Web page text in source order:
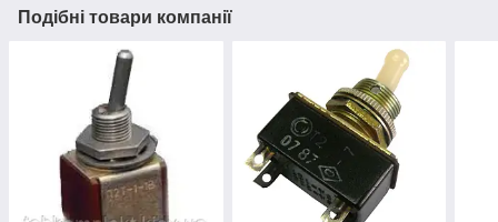
Подібні товари компанії